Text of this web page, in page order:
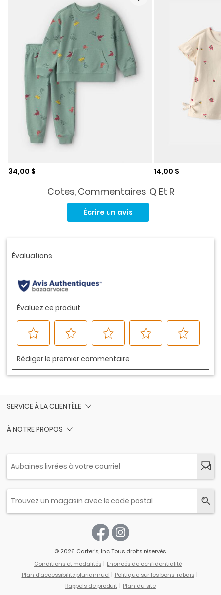
Prix de solde
34,00 $ Prix de solde
14,00 $
Cotes, Commentaires, Q Et R
la
Écrire un avis
SERVICE À LA CLIENTÈLE
À NOTRE PROPOS
© 2026 Carter’s, Inc. Tous droits réservés.
Conditions et modalités
Énoncés de confidentialité
Plan d'accessibilité pluriannuel
Politique sur les bons-rabais
Rappels de produit
Plan du site